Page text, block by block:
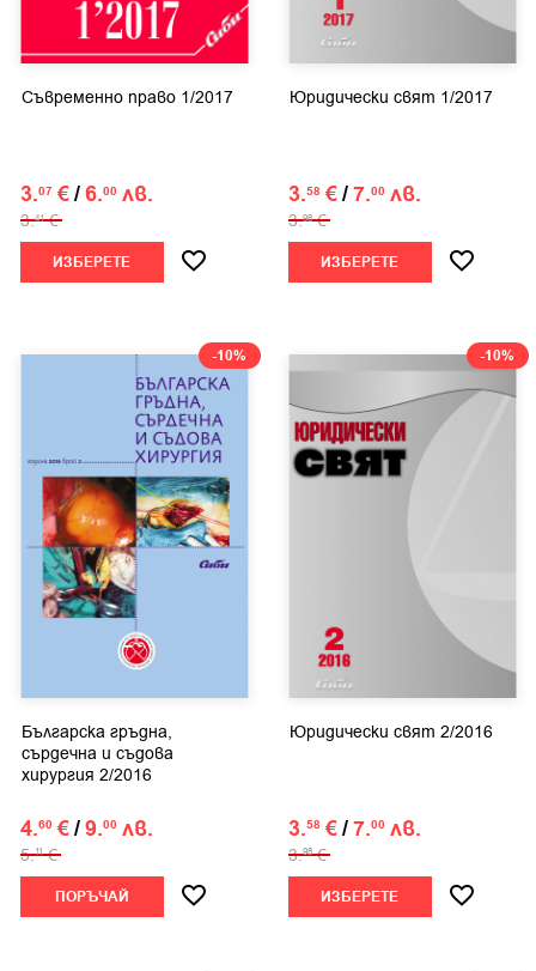
Съвременно право 1/2017
3.07 €/6.00 лв.
3.41 €
ИЗБЕРЕТЕ
Юридически свят 1/2017
3.58 €/7.00 лв.
3.98 €
ИЗБЕРЕТЕ
-10%
Българска гръдна,
сърдечна и съдова
хирургия 2/2016
4.60 €/9.00 лв.
5.11 €
ПОРЪЧАЙ
-10%
Юридически свят 2/2016
3.58 €/7.00 лв.
3.98 €
ИЗБЕРЕТЕ